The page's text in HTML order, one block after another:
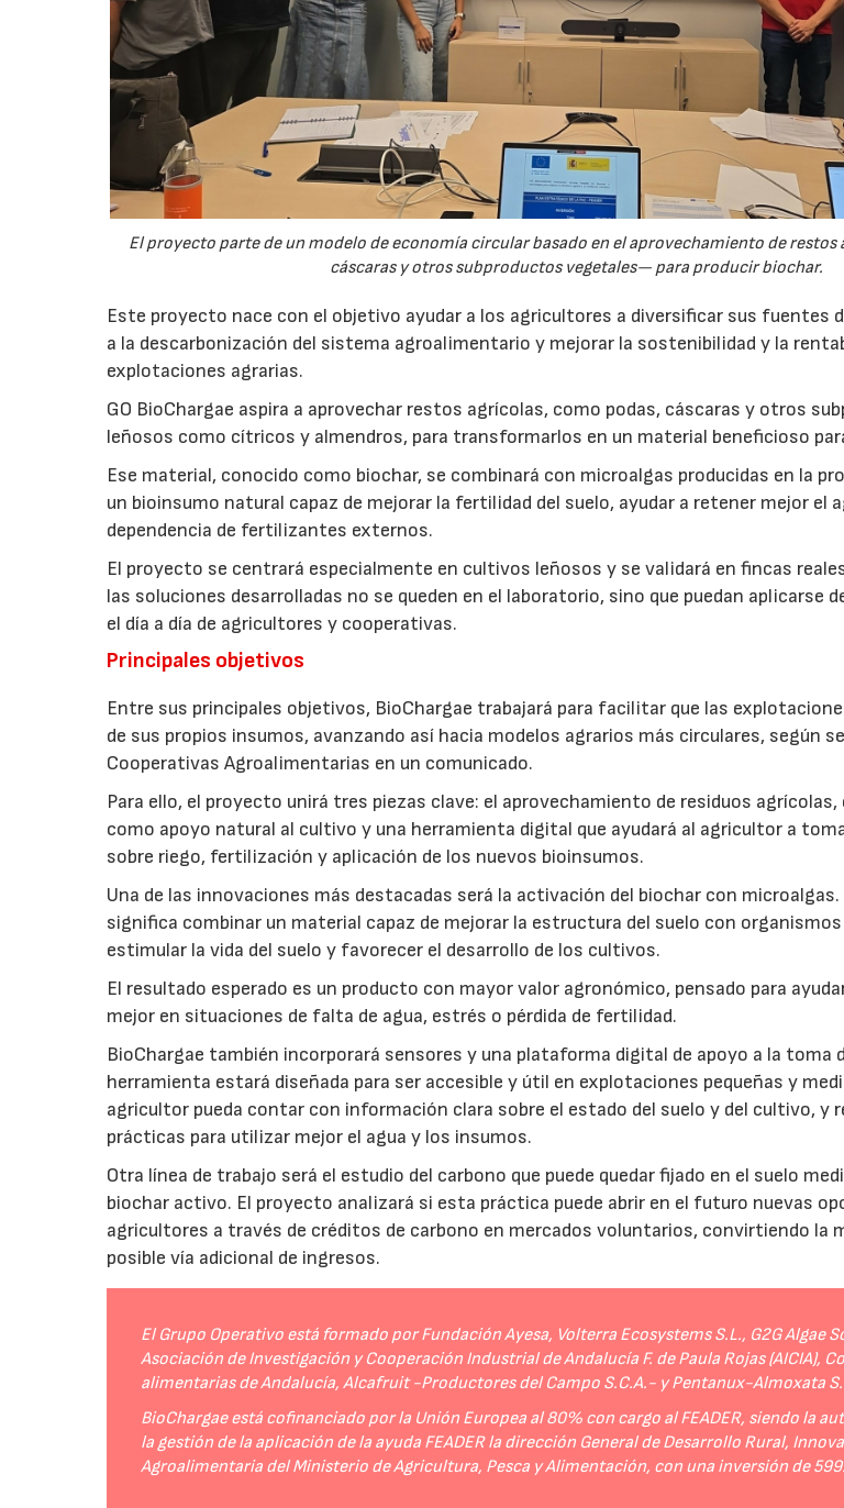
El proyecto parte de un modelo de economía circular basado en el aprovechamiento de
cáscaras y otros subproductos vegetales— para producir biochar.
Este proyecto nace con el objetivo ayudar a los agricultores a diversificar sus fuentes
a la descarbonización del sistema agroalimentario y mejorar la sostenibilidad y la
explotaciones agrarias.
GO BioChargae aspira a aprovechar restos agrícolas, como podas, cáscaras y otros
leñosos como cítricos y almendros, para transformarlos en un material beneficioso
Ese material, conocido como biochar, se combinará con microalgas producidas en la
un bioinsumo natural capaz de mejorar la fertilidad del suelo, ayudar a retener mejor el
dependencia de fertilizantes externos.
El proyecto se centrará especialmente en cultivos leñosos y se validará en fincas
las soluciones desarrolladas no se queden en el laboratorio, sino que puedan aplicarse
el día a día de agricultores y cooperativas.
Principales objetivos
Entre sus principales objetivos, BioChargae trabajará para facilitar que las
de sus propios insumos, avanzando así hacia modelos agrarios más circulares, según
Cooperativas Agroalimentarias en un comunicado.
Para ello, el proyecto unirá tres piezas clave: el aprovechamiento de residuos agrícolas,
como apoyo natural al cultivo y una herramienta digital que ayudará al agricultor a
sobre riego, fertilización y aplicación de los nuevos bioinsumos.
Una de las innovaciones más destacadas será la activación del biochar con
significa combinar un material capaz de mejorar la estructura del suelo con
estimular la vida del suelo y favorecer el desarrollo de los cultivos.
El resultado esperado es un producto con mayor valor agronómico, pensado para
mejor en situaciones de falta de agua, estrés o pérdida de fertilidad.
BioChargae también incorporará sensores y una plataforma digital de apoyo a la toma
herramienta estará diseñada para ser accesible y útil en explotaciones pequeñas y
agricultor pueda contar con información clara sobre el estado del suelo y del cultivo, y
prácticas para utilizar mejor el agua y los insumos.
Otra línea de trabajo será el estudio del carbono que puede quedar fijado en el suelo
biochar activo. El proyecto analizará si esta práctica puede abrir en el futuro nuevas
agricultores a través de créditos de carbono en mercados voluntarios, convirtiendo la
posible vía adicional de ingresos.
El Grupo Operativo está formado por Fundación Ayesa, Volterra Ecosystems S.L., G2G Algae
Asociación de Investigación y Cooperación Industrial de Andalucía F. de Paula Rojas (AICIA),
alimentarias de Andalucía, Alcafruit -Productores del Campo S.C.A.- y Pentanux-Almoxata
BioChargae está cofinanciado por la Unión Europea al 80% con cargo al FEADER, siendo la
la gestión de la aplicación de la ayuda FEADER la dirección General de Desarrollo Rural,
Agroalimentaria del Ministerio de Agricultura, Pesca y Alimentación, con una inversión de